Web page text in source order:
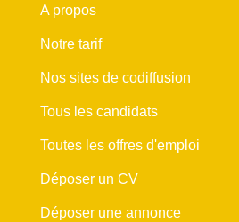
A propos
Notre tarif
Nos sites de codiffusion
Tous les candidats
Toutes les offres d'emploi
Déposer un CV
Déposer une annonce